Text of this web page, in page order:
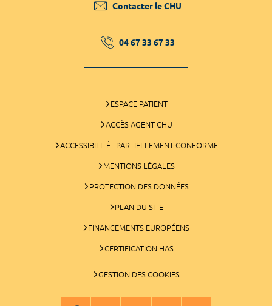
Contacter le CHU
04 67 33 67 33
ESPACE PATIENT
ACCÈS AGENT CHU
ACCESSIBILITÉ : PARTIELLEMENT CONFORME
MENTIONS LÉGALES
PROTECTION DES DONNÉES
PLAN DU SITE
FINANCEMENTS EUROPÉENS
CERTIFICATION HAS
GESTION DES COOKIES